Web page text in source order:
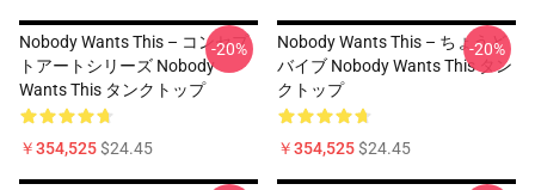
Nobody Wants This – コンセプ
トアートシリーズ Nobody
Wants This タンクトップ
￥354,525$24.45
-20%
Nobody Wants This – ちょうど
バイブ Nobody Wants This タン
クトップ
￥354,525$24.45
-20%